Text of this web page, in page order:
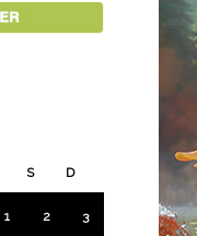
S D
1 2 3